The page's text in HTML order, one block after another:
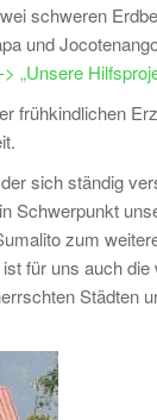
schweren
und
„Unsere
frühkindlichen
sich ständig
Schwerpunkt
zum
für uns auch die
Städten